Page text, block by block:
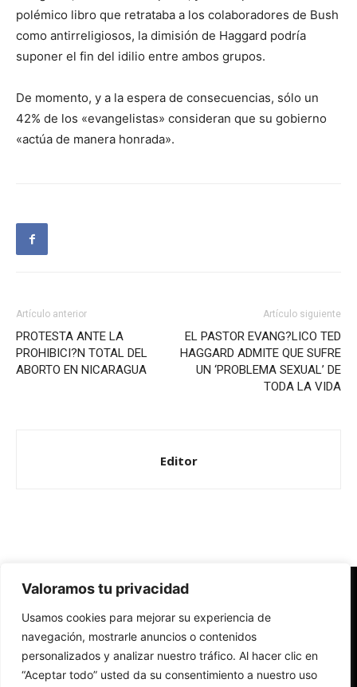
Valoramos tu privacidad
Usamos cookies para mejorar su experiencia de
navegación, mostrarle anuncios o contenidos
personalizados y analizar nuestro tráfico. Al hacer clic en
“Aceptar todo” usted da su consentimiento a nuestro uso
polémico libro que retrataba a los colabora­dores de Bush
como anti­rreligiosos, la dimisión de Haggard podría
suponer el fin del idilio entre ambos grupos.
De momento, y a la espera de consecuencias, sólo un
42% de los «evan­gelistas» consideran que su gobierno
«actúa de manera honrada».
Artículo anterior
PROTESTA ANTE LA
PROHIBICI?N TOTAL DEL
ABORTO EN NICARAGUA
Artículo siguiente
EL PASTOR EVANG?LICO TED
HAGGARD ADMITE QUE SUFRE
UN ‘PROBLEMA SEXUAL’ DE
TODA LA VIDA
Editor
Redes Cristianas
Una mirada alternativa sobre la Iglesia católica y la sociedad
- Colectivos de Redes Cristianas